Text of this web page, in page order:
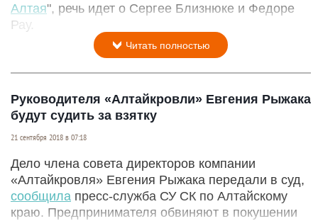
Алтая", речь идет о Сергее Близнюке и Федоре
Рау.
Читать полностью
Руководителя «Алтайкровли» Евгения Рыжака
будут судить за взятку
21 сентября 2018 в 07:18
Дело члена совета директоров компании
«Алтайкровля» Евгения Рыжака передали в суд,
сообщила пресс-служба СУ СК по Алтайскому
краю. Предпринимателя обвиняют в покушении